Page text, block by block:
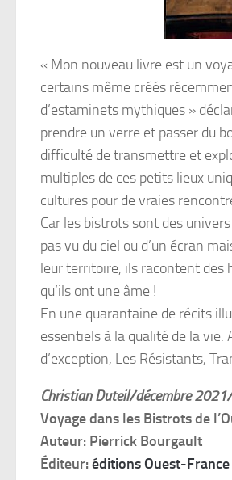
« Mon nouveau livre est un
certains même créés
d’estaminets mythiques »
prendre un verre et passer du
difficulté de transmettre et
multiples de ces petits lieux
cultures pour de vraies
Car les bistrots sont des
pas vu du ciel ou d’un écran
leur territoire, ils racontent des
qu’ils ont une âme !
En une quarantaine de récits
essentiels à la qualité de la
d’exception, Les Résistants,
Christian Duteil/décembre
Voyage dans les Bistrots de
Auteur: Pierrick Bourgault
Éditeur:éditions Ouest-France